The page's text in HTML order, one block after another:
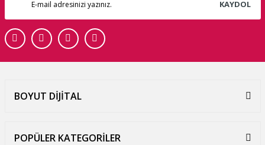
KAYDOL
BOYUT DİJİTAL
POPÜLER KATEGORİLER